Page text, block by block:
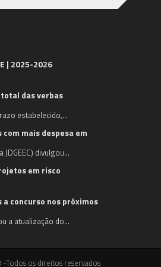
| 2025-2026
das verbas
estabelecido,…
mais despesa em
(DGEEC) divulgou…
em risco
a concurso nos próximos
a atualização do…
-Todos os direitos reservados